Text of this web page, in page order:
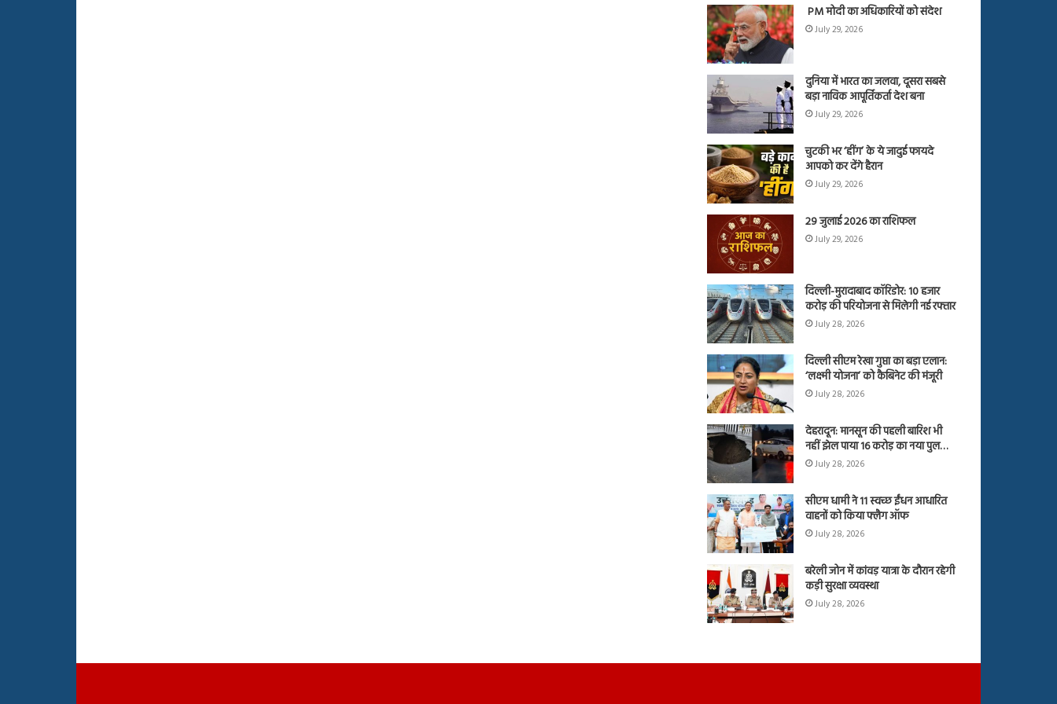
PM मोदी का अधिकारियों को संदेश
July 29, 2026
दुनिया में भारत का जलवा, दूसरा सबसे
बड़ा नाविक आपूर्तिकर्ता देश बना
July 29, 2026
चुटकी भर ‘हींग’ के ये जादुई फायदे
आपको कर देंगे हैरान
July 29, 2026
29 जुलाई 2026 का राशिफल
July 29, 2026
दिल्ली-मुरादाबाद कॉरिडोर: 10 हजार
करोड़ की परियोजना से मिलेगी नई रफ्तार
July 28, 2026
दिल्ली सीएम रेखा गुप्ता का बड़ा एलान:
‘लक्ष्मी योजना’ को कैबिनेट की मंजूरी
July 28, 2026
देहरादून: मानसून की पहली बारिश भी
नहीं झेल पाया 16 करोड़ का नया पुल…
July 28, 2026
सीएम धामी ने 11 स्वच्छ ईंधन आधारित
वाहनों को किया फ्लैग ऑफ
July 28, 2026
बरेली जोन में कांवड़ यात्रा के दौरान रहेगी
कड़ी सुरक्षा व्यवस्था
July 28, 2026